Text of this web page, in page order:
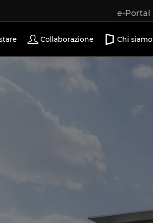
e-Portal
Porte scorrevoli
Collaborazione Chi siamo